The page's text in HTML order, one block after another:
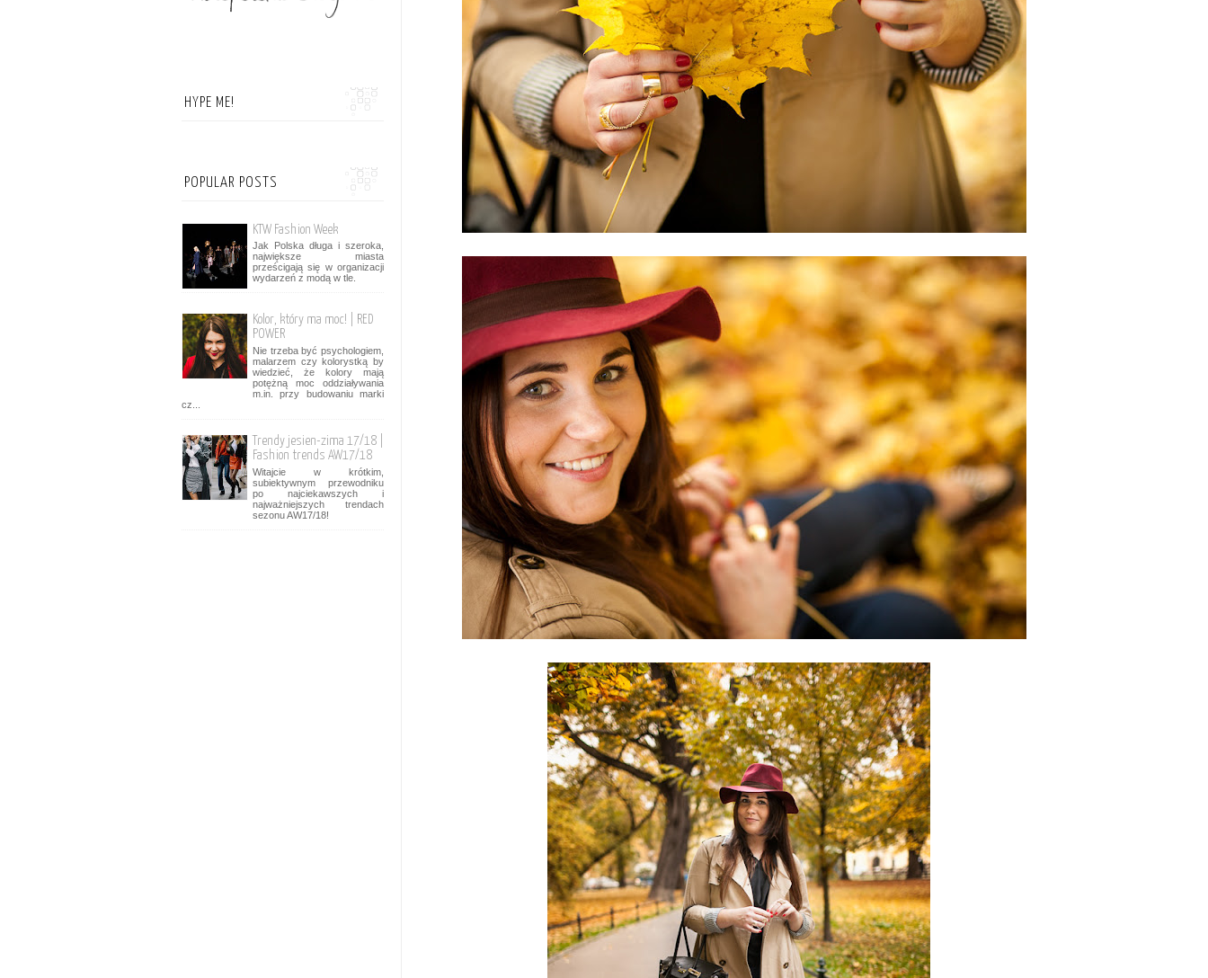
HYPE ME!
POPULAR POSTS
KTW Fashion Week
Jak Polska długa i szeroka,
największe miasta
prześcigają się w organizacji
wydarzeń z modą w tle.
Kolor, który ma moc! | RED
POWER
Nie trzeba być psychologiem,
malarzem czy kolorystką by
wiedzieć, że kolory mają
potężną moc oddziaływania
m.in. przy budowaniu marki
cz...
Trendy jesien-zima 17/18 |
Fashion trends AW17/18
Witajcie w krótkim,
subiektywnym przewodniku
po najciekawszych i
najważniejszych trendach
sezonu AW17/18!